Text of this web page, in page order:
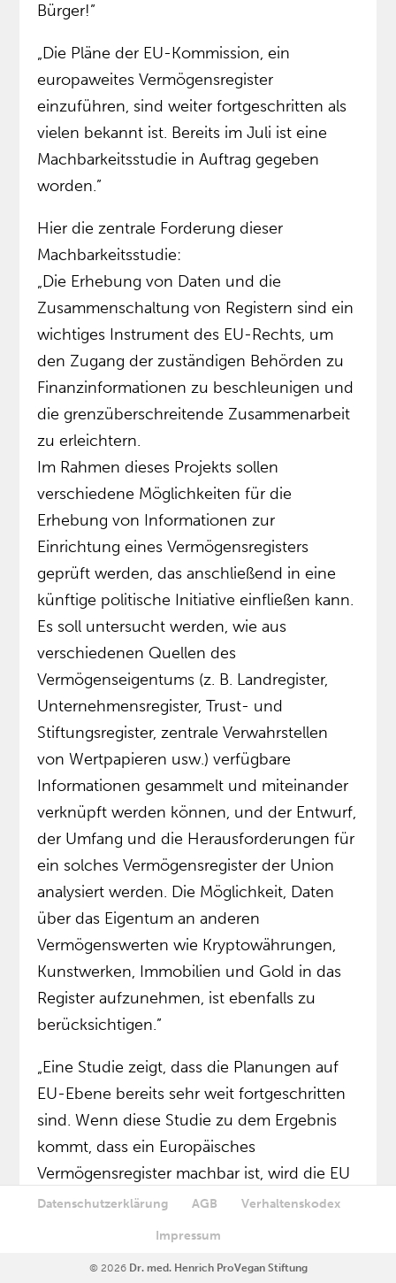
Bürger!”
„Die Pläne der EU-Kommission, ein
europaweites Vermögensregister
einzuführen, sind weiter fortgeschritten als
vielen bekannt ist. Bereits im Juli ist eine
Machbarkeitsstudie in Auftrag gegeben
worden.”
Hier die zentrale Forderung dieser
Machbarkeitsstudie:
„Die Erhebung von Daten und die
Zusammenschaltung von Registern sind ein
wichtiges Instrument des EU-Rechts, um
den Zugang der zuständigen Behörden zu
Finanzinformationen zu beschleunigen und
die grenzüberschreitende Zusammenarbeit
zu erleichtern.
Im Rahmen dieses Projekts sollen
verschiedene Möglichkeiten für die
Erhebung von Informationen zur
Einrichtung eines Vermögensregisters
geprüft werden, das anschließend in eine
künftige politische Initiative einfließen kann.
Es soll untersucht werden, wie aus
verschiedenen Quellen des
Vermögenseigentums (z. B. Landregister,
Unternehmensregister, Trust- und
Stiftungsregister, zentrale Verwahrstellen
von Wertpapieren usw.) verfügbare
Informationen gesammelt und miteinander
verknüpft werden können, und der Entwurf,
der Umfang und die Herausforderungen für
ein solches Vermögensregister der Union
analysiert werden. Die Möglichkeit, Daten
über das Eigentum an anderen
Vermögenswerten wie Kryptowährungen,
Kunstwerken, Immobilien und Gold in das
Register aufzunehmen, ist ebenfalls zu
berücksichtigen.”
„Eine Studie zeigt, dass die Planungen auf
EU-Ebene bereits sehr weit fortgeschritten
sind. Wenn diese Studie zu dem Ergebnis
kommt, dass ein Europäisches
Vermögensregister machbar ist, wird die EU
unter Ursula von der Leyen alles daran
setzen, dieses Vermögensregister
Datenschutzerklärung AGB Verhaltenskodex
Impressum
© 2026 Dr. med. Henrich ProVegan Stiftung